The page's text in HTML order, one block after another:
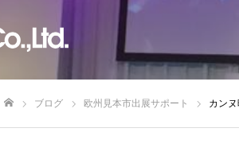
ブログ 欧州見本市出展サポート カン